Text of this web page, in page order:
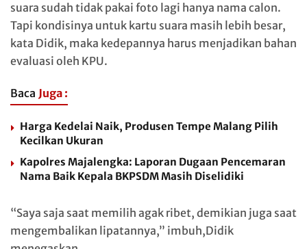
suara sudah tidak pakai foto lagi hanya nama calon.
Tapi kondisinya untuk kartu suara masih lebih besar,
kata Didik, maka kedepannya harus menjadikan bahan
evaluasi oleh KPU.
Baca Juga :
Harga Kedelai Naik, Produsen Tempe Malang Pilih
Kecilkan Ukuran
Kapolres Majalengka: Laporan Dugaan Pencemaran
Nama Baik Kepala BKPSDM Masih Diselidiki
“Saya saja saat memilih agak ribet, demikian juga saat
mengembalikan lipatannya,” imbuh,Didik